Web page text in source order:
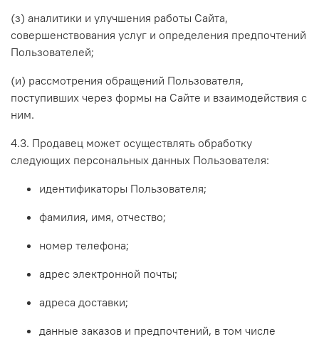
(з) аналитики и улучшения работы Сайта,
совершенствования услуг и определения предпочтений
Пользователей;
(и) рассмотрения обращений Пользователя,
поступивших через формы на Сайте и взаимодействия с
ним.
4.3. Продавец может осуществлять обработку
следующих персональных данных Пользователя:
идентификаторы Пользователя;
фамилия, имя, отчество;
номер телефона;
адрес электронной почты;
адреса доставки;
данные заказов и предпочтений, в том числе